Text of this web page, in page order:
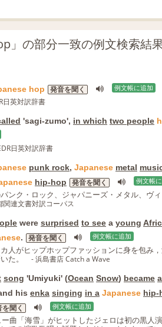
」の部分一致の例文検索結
hop 発音を聞く 例文帳に追加
日英対訳辞書
'sagi-zumo', in which two people
日英対訳辞書
punk rock, Japanese metal
hip-hop 発音を聞く 例文帳
ンク・ロック、ジャパニーズ・メタル、ヴ
連文書対訳コーパス
were surprised to see a young
. 発音を聞く 例文帳に追加
人がヒップホップファッションに身を包み
た。
- 浜島書店 Catch a Wave
song 'Umiyuki' (Ocean Snow) became
his enka singing in a Japanese hip-
を聞く 例文帳に追加
曲「海雪」がヒットしたジェロは初の黒人